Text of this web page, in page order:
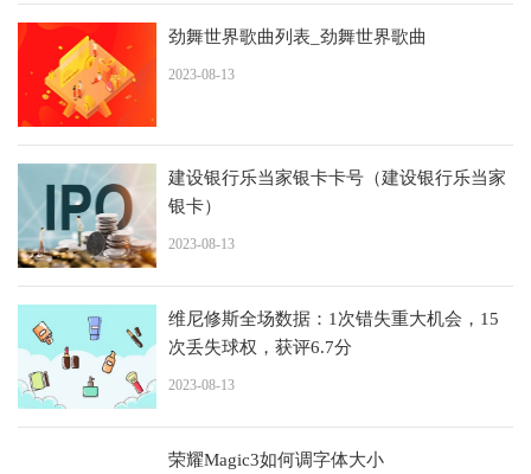
劲舞世界歌曲列表_劲舞世界歌曲
2023-08-13
建设银行乐当家银卡卡号（建设银行乐当家
银卡）
2023-08-13
维尼修斯全场数据：1次错失重大机会，15
次丢失球权，获评6.7分
2023-08-13
荣耀Magic3如何调字体大小